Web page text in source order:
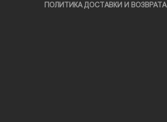
ПОЛИТИКА ДОСТАВКИ И ВОЗВРАТА